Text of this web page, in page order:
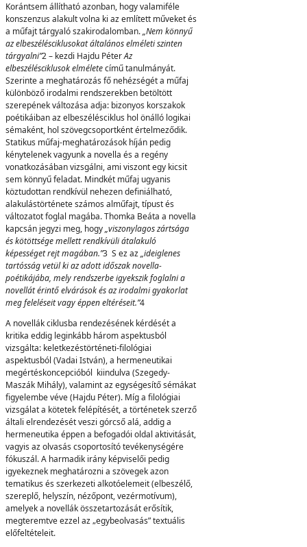
Korántsem állítható azonban, hogy valamiféle
konszenzus alakult volna ki az említett műveket és
a műfajt tárgyaló szakirodalomban.„Nem könnyű
az elbeszélésciklusokat általános elméleti szinten
tárgyalni”2 – kezdi Hajdu PéterAz
elbeszélésciklusok elméletecímű tanulmányát.
Szerinte a meghatározás fő nehézségét a műfaj
különböző irodalmi rendszerekben betöltött
szerepének változása adja: bizonyos korszakok
poétikáiban az elbeszélésciklus hol önálló logikai
sémaként, hol szövegcsoportként értelmeződik.
Statikus műfaj-meghatározások híján pedig
kénytelenek vagyunk a novella és a regény
vonatkozásában vizsgálni, ami viszont egy kicsit
sem könnyű feladat. Mindkét műfaj ugyanis
köztudottan rendkívül nehezen definiálható,
alakulástörténete számos alműfajt, típust és
változatot foglal magába. Thomka Beáta a novella
kapcsán jegyzi meg, hogy„viszonylagos zártsága
és kötöttsége mellett rendkívüli átalakuló
képességet rejt magában.”3 S ez az„ideiglenes
tartósság vetül ki az adott időszak novella-
poétikájába, mely rendszerbe igyekszik foglalni a
novellát érintő elvárások és az irodalmi gyakorlat
meg feleléseit vagy éppen eltéréseit.”4
A novellák ciklusba rendezésének kérdését a
kritika eddig leginkább három aspektusból
vizsgálta: keletkezéstörténeti-filológiai
aspektusból (Vadai István), a hermeneutikai
megértéskoncepcióból kiindulva (Szegedy-
Maszák Mihály), valamint az egységesítő sémákat
figyelembe véve (Hajdu Péter). Míg a filológiai
vizsgálat a kötetek felépítését, a történetek szerző
általi elrendezését veszi górcső alá, addig a
hermeneutika éppen a befogadói oldal aktivitását,
vagyis az olvasás csoportosító tevékenységére
fókuszál. A harmadik irány képviselői pedig
igyekeznek meghatározni a szövegek azon
tematikus és szerkezeti alkotóelemeit (elbeszélő,
szereplő, helyszín, nézőpont, vezérmotívum),
amelyek a novellák összetartozását erősítik,
megteremtve ezzel az „egybeolvasás” textuális
előfeltételeit.